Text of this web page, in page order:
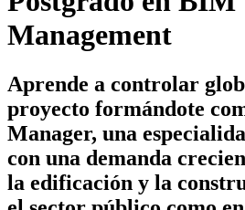
Management
Aprende a controlar
proyecto formándote
Manager, una
con una demanda
la edificación y la